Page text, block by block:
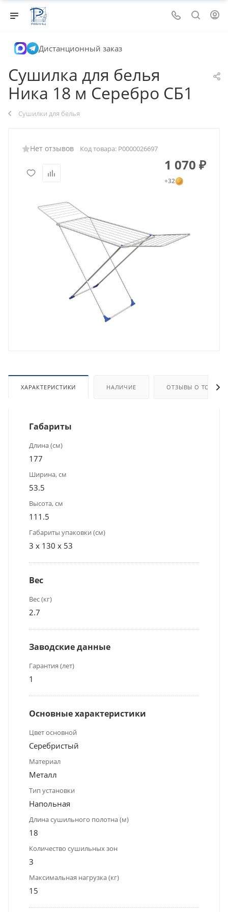
Дистанционный заказ
Сушилка для белья
Ника 18 м Серебро СБ1
Сушилки для белья
Нет отзывов Код товара: Р0000026697
1 070 ₽
+32
ХАРАКТЕРИСТИКИ НАЛИЧИЕ ОТЗЫВЫ О ТОВАРЕ
Габариты
Длина (см)
177
Ширина, см
53.5
Высота, см
111.5
Габариты упаковки (см)
3 x 130 x 53
Вес
Вес (кг)
2.7
Заводские данные
Гарантия (лет)
1
Основные характеристики
Цвет основной
Серебристый
Материал
Металл
Тип установки
Напольная
Длина сушильного полотна (м)
18
Количество сушильных зон
3
Максимальная нагрузка (кг)
15